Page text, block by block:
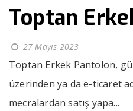
Toptan
27 Mayıs 2023
Toptan Erkek Pantolon,
üzerinden ya da e-ticaret
mecralardan satış yapa...